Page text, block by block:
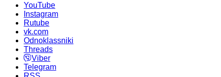
YouTube
Instagram
Rutube
vk.com
Odnoklassniki
Threads
Viber
Telegram